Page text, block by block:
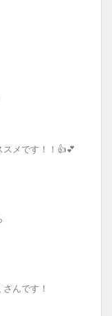
メです！！👍💕
んです！